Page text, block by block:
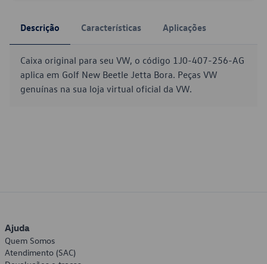
Descrição Características Aplicações
Caixa original para seu VW, o código 1J0-407-256-AG
aplica em Golf New Beetle Jetta Bora. Peças VW
genuínas na sua loja virtual oficial da VW.
Ajuda
Quem Somos
Atendimento (SAC)